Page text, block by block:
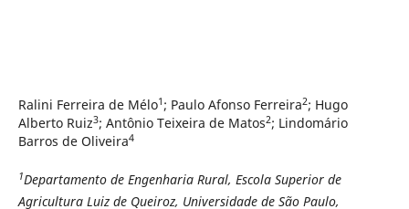
Ralini Ferreira de Mélo1 ; Paulo Afonso Ferreira2; Hugo
Alberto Ruiz3; Antônio Teixeira de Matos2; Lindomário
Barros de Oliveira4
1Departamento de Engenharia Rural, Escola Superior de
Agricultura Luiz de Queiroz, Universidade de São Paulo,